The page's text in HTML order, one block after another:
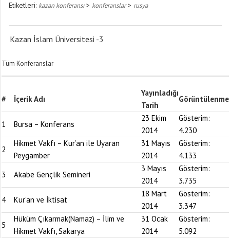
Etiketleri: kazan konferansı> konferanslar> rusya
Kazan İslam Üniversitesi -3
Tüm Konferanslar
# İçerik Adı
Yayınladığı
Tarih
Görüntülenme
1 Bursa – Konferans
23 Ekim
2014
Gösterim:
4.230
2
Hikmet Vakfı – Kur’an ile Uyaran
Peygamber
31 Mayıs
2014
Gösterim:
4.133
3
Akabe Gençlik Semineri
3 Mayıs
2014
Gösterim:
3.735
4
Kur’an ve İktisat
18 Mart
2014
Gösterim:
3.347
5
Hüküm Çıkarmak(Namaz) – İlim ve
Hikmet Vakfı, Sakarya
31 Ocak
2014
Gösterim:
5.092